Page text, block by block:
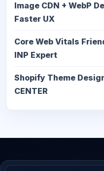
Image CDN + WebP
Faster UX
Core Web Vitals
INP Expert
Shopify Theme
CENTER